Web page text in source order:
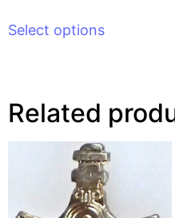
Select options
Related